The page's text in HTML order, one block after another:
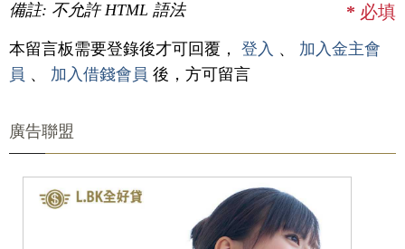
備註: 不允許 HTML 語法 * 必填
本留言板需要登錄後才可回覆， 登入 、 加入金主會
員 、 加入借錢會員 後，方可留言
廣告聯盟